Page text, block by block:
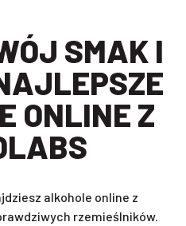
ONLINE Z
alkohole online z
rzemieślników.